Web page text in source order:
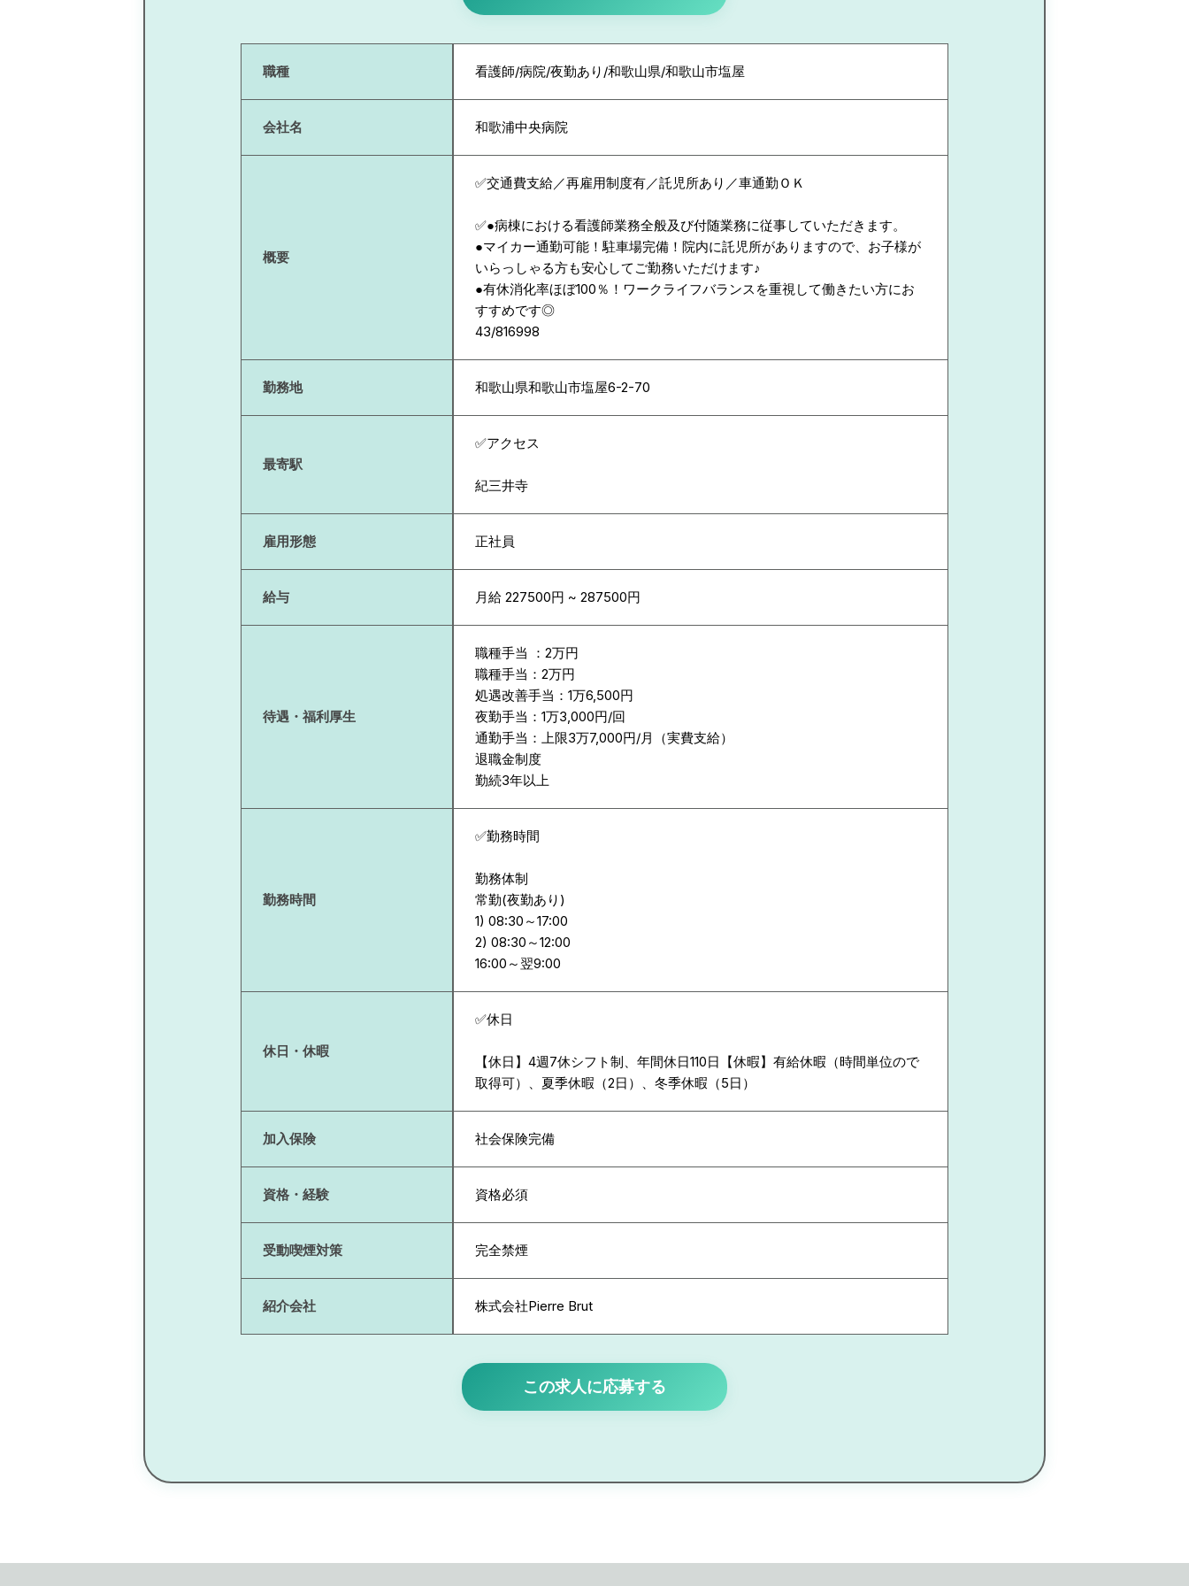
職種 看護師/病院/夜勤あり/和歌山県/和歌山市塩屋
会社名 和歌浦中央病院
概要
✅交通費支給／再雇用制度有／託児所あり／車通勤ＯＫ
✅●病棟における看護師業務全般及び付随業務に従事していただきます。
●マイカー通勤可能！駐車場完備！院内に託児所がありますので、お子様が
いらっしゃる方も安心してご勤務いただけます♪
●有休消化率ほぼ100％！ワークライフバランスを重視して働きたい方にお
すすめです◎
43/816998
勤務地 和歌山県和歌山市塩屋6-2-70
最寄駅
✅アクセス
紀三井寺
雇用形態 正社員
給与 月給 227500円 ~ 287500円
待遇・福利厚生
職種手当 ：2万円
職種手当：2万円
処遇改善手当：1万6,500円
夜勤手当：1万3,000円/回
通勤手当：上限3万7,000円/月（実費支給）
退職金制度
勤続3年以上
勤務時間
✅勤務時間
勤務体制
常勤(夜勤あり)
1) 08:30～17:00
2) 08:30～12:00
休日・休暇
✅休日
【休日】4週7休シフト制、年間休日110日【休暇】有給休暇（時間単位ので
取得可）、夏季休暇（2日）、冬季休暇（5日）
加入保険 社会保険完備
資格・経験 資格必須
受動喫煙対策 完全禁煙
紹介会社 株式会社Pierre Brut
この求人に応募する